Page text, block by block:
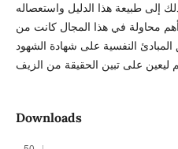
إلى طبيعة هذا الدليل واستعصاله
محاولة في هذا المجال كانت من
النفسية على شهادة الشهود
Downloads